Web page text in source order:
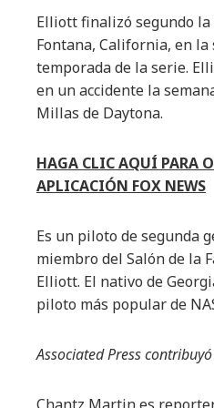
Elliott finalizó segundo la
Fontana, California, en
temporada de la serie.
en un accidente la
Millas de Daytona.
HAGA CLIC AQUÍ PARA
APLICACIÓN FOX NEWS
Es un piloto de segunda
miembro del Salón de la
Elliott. El nativo de
piloto más popular de
Associated Press